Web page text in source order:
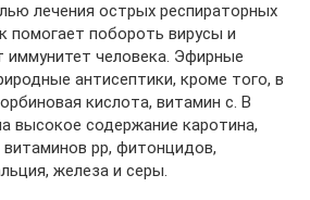
лечения острых респираторных
помогает побороть вирусы и
человека. Эфирные
антисептики, кроме того, в
кислота, витамин с. В
высокое содержание каротина,
витаминов рр, фитонцидов,
железа и серы.